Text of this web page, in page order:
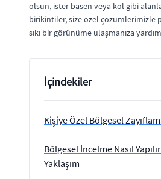
olsun, ister basen veya kol gibi
birikintiler, size özel çözümlerimizle
sıkı bir görünüme ulaşmanıza
İçindekiler
Kişiye Özel Bölgesel
Bölgesel İncelme Nasıl
Yaklaşım